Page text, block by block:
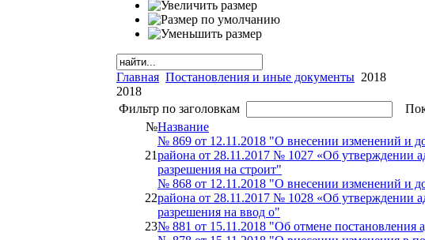
Главная Постановления и иные документы 2018
2018
Фильтр по заголовкам
№Название
21
№ 869 от 12.11.2018 "О внесении изменений и
района от 28.11.2017 № 1027 «Об утверждении
разрешения на строит"
22
№ 868 от 12.11.2018 "О внесении изменений и
района от 28.11.2017 № 1028 «Об утверждении
разрешения на ввод о"
23№ 881 от 15.11.2018 "Об отмене постановления